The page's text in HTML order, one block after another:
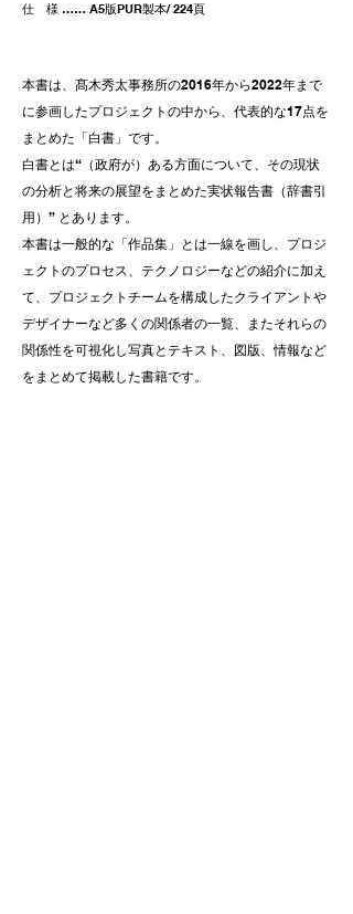
仕 様 …… A5版PUR製本/ 224頁
本書は、髙木秀太事務所の2016年から2022年まで
に参画したプロジェクトの中から、代表的な17点を
まとめた「白書」です。
白書とは“（政府が）ある方面について、その現状
の分析と将来の展望をまとめた実状報告書（辞書引
用）” とあります。
本書は一般的な「作品集」とは一線を画し、プロジ
ェクトのプロセス、テクノロジーなどの紹介に加え
て、プロジェクトチームを構成したクライアントや
デザイナーなど多くの関係者の一覧、またそれらの
関係性を可視化し写真とテキスト、図版、情報など
をまとめて掲載した書籍です。